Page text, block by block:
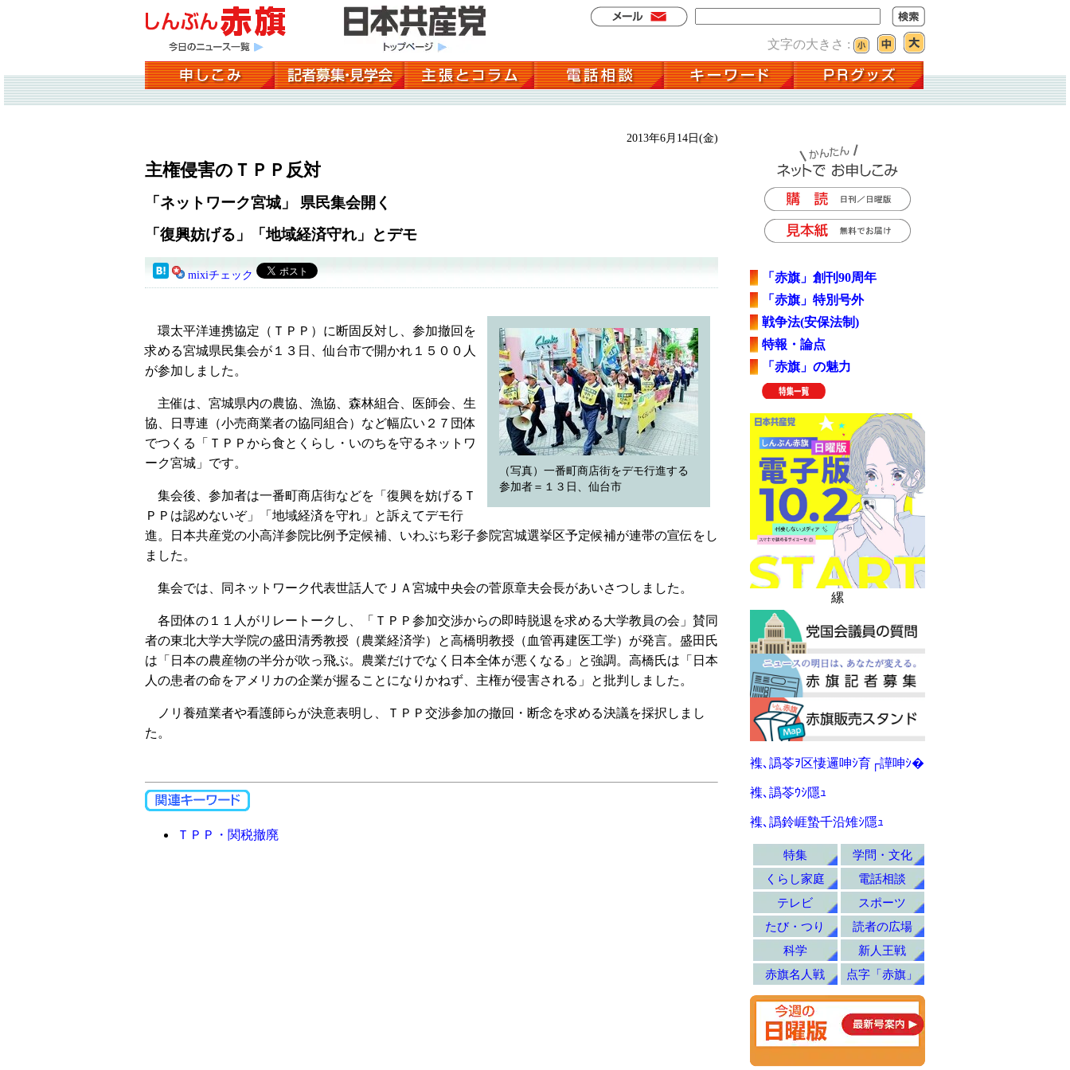
文字の大きさ :
2013年6月14日(金)
主権侵害のＴＰＰ反対
「ネットワーク宮城」 県民集会開く
「復興妨げる」「地域経済守れ」とデモ
mixiチェック
（写真）一番町商店街をデモ行進する
参加者＝１３日、仙台市
環太平洋連携協定（ＴＰＰ）に断固反対し、参加撤回を
求める宮城県民集会が１３日、仙台市で開かれ１５００人
が参加しました。
主催は、宮城県内の農協、漁協、森林組合、医師会、生
協、日専連（小売商業者の協同組合）など幅広い２７団体
でつくる「ＴＰＰから食とくらし・いのちを守るネットワ
ーク宮城」です。
集会後、参加者は一番町商店街などを「復興を妨げるＴ
ＰＰは認めないぞ」「地域経済を守れ」と訴えてデモ行
進。日本共産党の小高洋参院比例予定候補、いわぶち彩子参院宮城選挙区予定候補が連帯の宣伝をし
ました。
集会では、同ネットワーク代表世話人でＪＡ宮城中央会の菅原章夫会長があいさつしました。
各団体の１１人がリレートークし、「ＴＰＰ参加交渉からの即時脱退を求める大学教員の会」賛同
者の東北大学大学院の盛田清秀教授（農業経済学）と高橋明教授（血管再建医工学）が発言。盛田氏
は「日本の農産物の半分が吹っ飛ぶ。農業だけでなく日本全体が悪くなる」と強調。高橋氏は「日本
人の患者の命をアメリカの企業が握ることになりかねず、主権が侵害される」と批判しました。
ノリ養殖業者や看護師らが決意表明し、ＴＰＰ交渉参加の撤回・断念を求める決議を採択しまし
た。
ＴＰＰ・関税撤廃
「赤旗」創刊90周年
「赤旗」特別号外
戦争法(安保法制)
特報・論点
「赤旗」の魅力
縲
襍､譌苓ｦ区悽邏呻ｼ育┌譁呻ｼ�
襍､譌苓ｳｼ隱ｭ
襍､譌鈴崕蟄千沿雉ｼ隱ｭ
特集
学問・文化
くらし家庭
電話相談
テレビ
スポーツ
たび・つり
読者の広場
科学
新人王戦
赤旗名人戦
点字「赤旗」